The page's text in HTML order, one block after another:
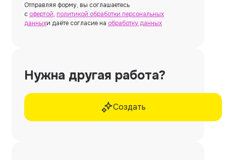
Отправляя форму, вы соглашаетесь
с офертой, политикой обработки персональных
данныхи даёте согласие на обработку данных
Нужна другая работа?
Создать